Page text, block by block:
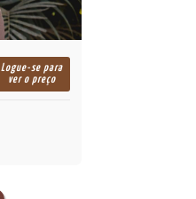
Logue-se para
ver o preço